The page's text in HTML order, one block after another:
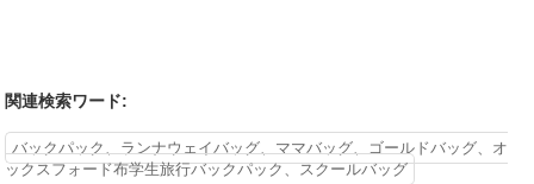
関連検索ワード:
バックパック、ランナウェイバッグ、ママバッグ、ゴールドバッグ、オ
ックスフォード布学生旅行バックパック、スクールバッグ